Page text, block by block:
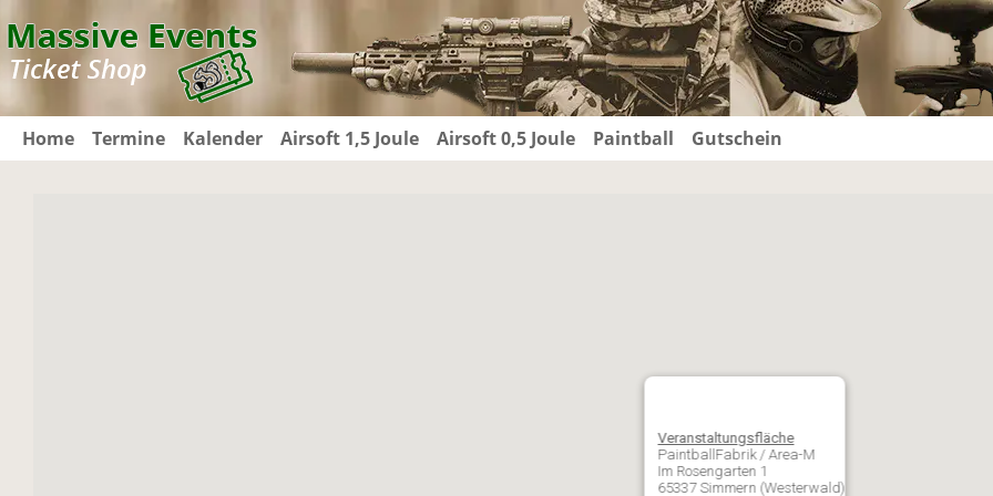
Hauptinhalt springen
Zur Suche springen
Zur Hauptnavigation springen
Home Termine Kalender Airsoft 1,5 Joule Airsoft 0,5 Joule Paintball Gutschein
Veranstaltungsfläche
PaintballFabrik / Area-M
Im Rosengarten 1
65337 Simmern (Westerwald)